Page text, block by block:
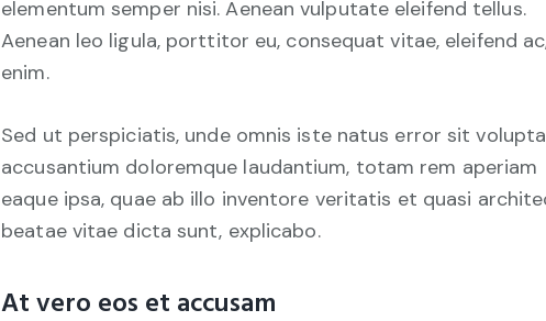
elementum semper nisi. Aenean vulputate eleifend tellus.
Aenean leo ligula, porttitor eu, consequat vitae, eleifend
enim.
Sed ut perspiciatis, unde omnis iste natus error sit
accusantium doloremque laudantium, totam rem aperiam
eaque ipsa, quae ab illo inventore veritatis et quasi
beatae vitae dicta sunt, explicabo.
At vero eos et accusam